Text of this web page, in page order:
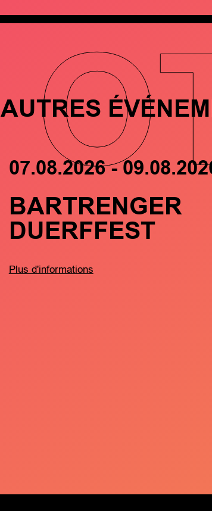
AUTRES
07.08.2026 -
BARTRENGER
DUERFFEST
Plus d'informations